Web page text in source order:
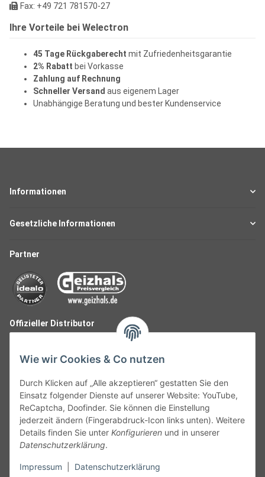
Fax: +49 721 781570-27
Ihre Vorteile bei Welectron
45 Tage Rückgaberecht mit Zufriedenheitsgarantie
2% Rabatt bei Vorkasse
Zahlung auf Rechnung
Schneller Versand aus eigenem Lager
Unabhängige Beratung und bester Kundenservice
Informationen
Gesetzliche Informationen
Partner
Offizieller Distributor
Follow Us
Wie wir Cookies & Co nutzen
Durch Klicken auf „Alle akzeptieren“ gestatten Sie den
Einsatz folgender Dienste auf unserer Website: YouTube,
ReCaptcha, Doofinder. Sie können die Einstellung
jederzeit ändern (Fingerabdruck-Icon links unten). Weitere
Details finden Sie unter Konfigurieren und in unserer
Datenschutzerklärung.
Impressum Datenschutzerklärung